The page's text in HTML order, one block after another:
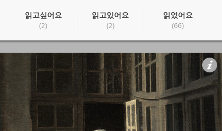
읽고싶어요
(2)
읽고있어요
(2)
읽었어요
(66)